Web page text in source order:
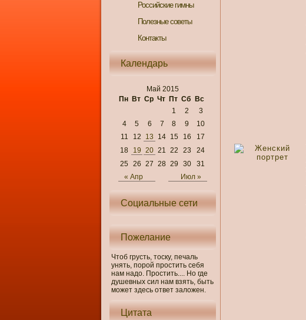
Российские гимны
Полезные советы
Контакты
Календарь
Май 2015
Пн Вт Ср Чт Пт Сб Вс
« Апр Июл »
1 2
3
4
5 6 7 8 9
10
11
12 13 14 15 16
17
18
19 20 21 22 23
24
25
26 27 28 29 30 31
Социальные сети
Пожелание
Чтоб грусть, тоску, печаль
унять, порой простить себя
нам надо. Простить.... Но где
душевных сил нам взять, быть
может здесь ответ заложен.
Цитата